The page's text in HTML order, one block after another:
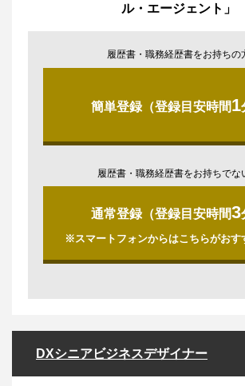
ル・エージェント」
履歴書・職務経歴書をお持ちの
簡単登録（登録目安時間1
履歴書・職務経歴書をお持ちでな
通常登録（登録目安時間3
※スマートフォンからはこちらがおす
DXシニアビジネスデザイナー